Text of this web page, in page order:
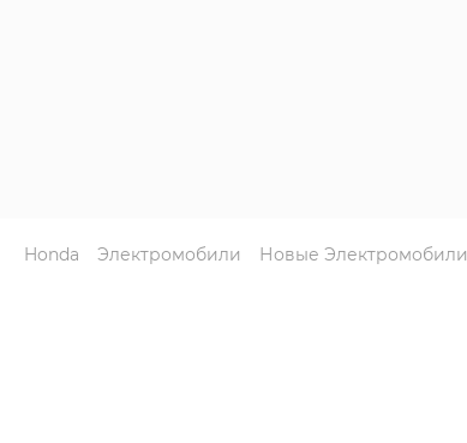
Honda Электромобили Новые Электромобили